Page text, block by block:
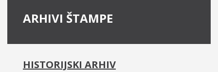
ARHIVI ŠTAMPE
HISTORIJSKI ARHIV